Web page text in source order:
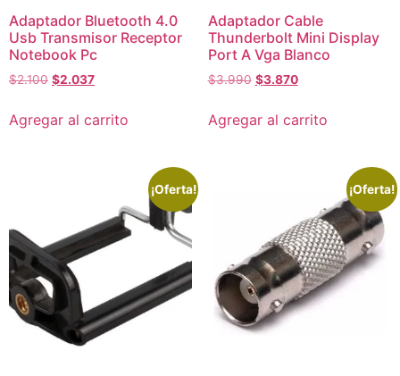
Adaptador Bluetooth 4.0
Usb Transmisor Receptor
Notebook Pc
$2.100 $2.037
Agregar al carrito
Adaptador Cable
Thunderbolt Mini Display
Port A Vga Blanco
$3.990 $3.870
Agregar al carrito
¡Oferta! ¡Oferta!